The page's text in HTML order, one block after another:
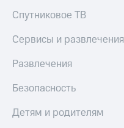
Спутниковое ТВ
Сервисы и развлечения
Развлечения
Безопасность
Детям и родителям